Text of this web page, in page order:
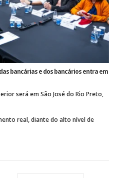
bancárias e dos bancários entra em
será em São José do Rio Preto,
real, diante do alto nível de